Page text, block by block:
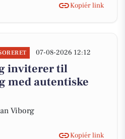
Kopiér link
07-08-2026 12:12
inviterer til
med autentiske
Viborg
Kopiér link